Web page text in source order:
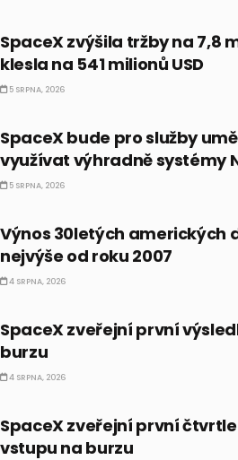
SpaceX zvýšila tržby na 7,8
klesla na 541 milionů USD
5 SRPNA, 2026
SpaceX bude pro služby
využívat výhradně systémy
5 SRPNA, 2026
Výnos 30letých amerických
nejvýše od roku 2007
4 SRPNA, 2026
SpaceX zveřejní první
burzu
4 SRPNA, 2026
SpaceX zveřejní první
vstupu na burzu